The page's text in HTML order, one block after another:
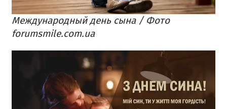
Международный день сына / Фото
forumsmile.com.ua